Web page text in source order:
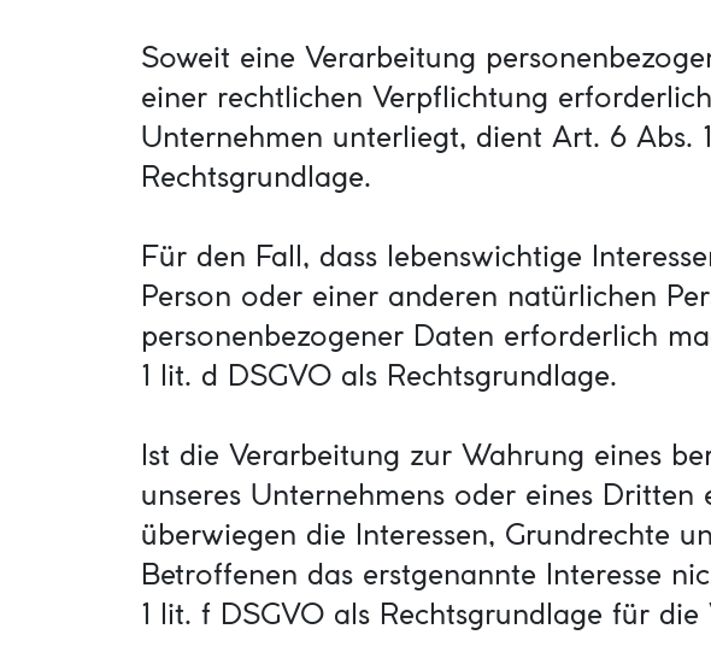
Soweit eine Verarbeitung
einer rechtlichen Verpflichtung
Unternehmen unterliegt, dient Art. 6 Abs.
Rechtsgrundlage.
Für den Fall, dass lebenswichtige
Person oder einer anderen natürlichen
personenbezogener Daten erforderlich
1 lit. d DSGVO als Rechtsgrundlage.
Ist die Verarbeitung zur Wahrung eines
unseres Unternehmens oder eines
überwiegen die Interessen, Grundrechte
Betroffenen das erstgenannte Interesse
1 lit. f DSGVO als Rechtsgrundlage für